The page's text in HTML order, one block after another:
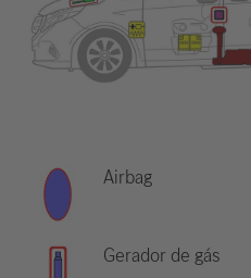
Airbag
Gerador de gás